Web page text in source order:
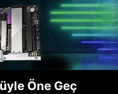
Öne Geç